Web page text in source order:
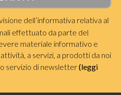
dell’informativa relativa al
effettuato da parte del
materiale informativo e
a servizi, a prodotti da noi
servizio di newsletter(leggi